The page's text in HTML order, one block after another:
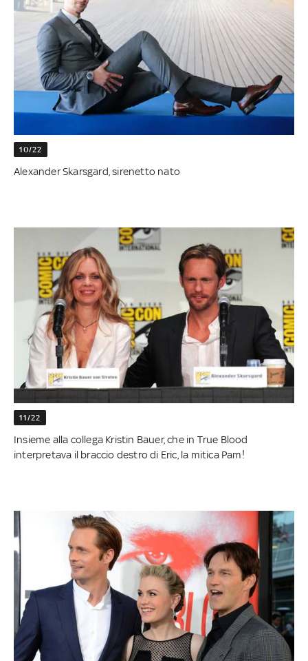
10/22
Alexander Skarsgard, sirenetto nato
11/22
Insieme alla collega Kristin Bauer, che in True Blood
interpretava il braccio destro di Eric, la mitica Pam!